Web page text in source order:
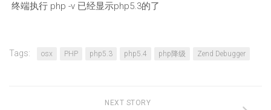
终端执行 php -v 已经显示php5.3的了
Tags: osx PHP php5.3 php5.4 php降级 Zend Debugger
NEXT STORY